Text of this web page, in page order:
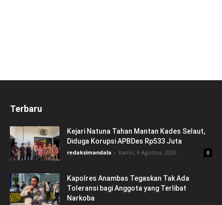
Terbaru
Kejari Natuna Tahan Mantan Kades Selaut,
Diduga Korupsi APBDes Rp533 Juta
redaksimandala - Kamis, 6 Agustus, 2026 0
Kapolres Anambas Tegaskan Tak Ada
Toleransi bagi Anggota yang Terlibat
Narkoba